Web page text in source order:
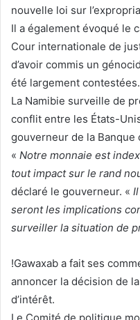
nouvelle loi sur
Il a également évoqué le
Cour internationale de
d’avoir commis un
été largement contestées.
La Namibie surveille de
conflit entre les États-
gouverneur de la Banque
« Notre monnaie est
tout impact sur le rand
déclaré le gouverneur. «
seront les implications
surveiller la situation de
!Gawaxab a fait ses
annoncer la décision de
d’intérêt.